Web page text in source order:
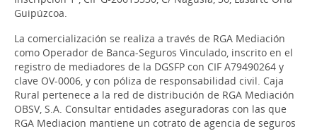
Guipúzcoa.
La comercialización se realiza a través de RGA Mediación
como Operador de Banca-Seguros Vinculado, inscrito en el
registro de mediadores de la DGSFP con CIF A79490264 y
clave OV-0006, y con póliza de responsabilidad civil. Caja
Rural pertenece a la red de distribución de RGA Mediación
OBSV, S.A. Consultar entidades aseguradoras con las que
RGA Mediacion mantiene un cotrato de agencia de seguros